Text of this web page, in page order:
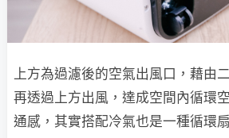
上方為過濾後的空氣出風口，藉由
再透過上方出風，達成空間內循環
通感，其實搭配冷氣也是一種循環